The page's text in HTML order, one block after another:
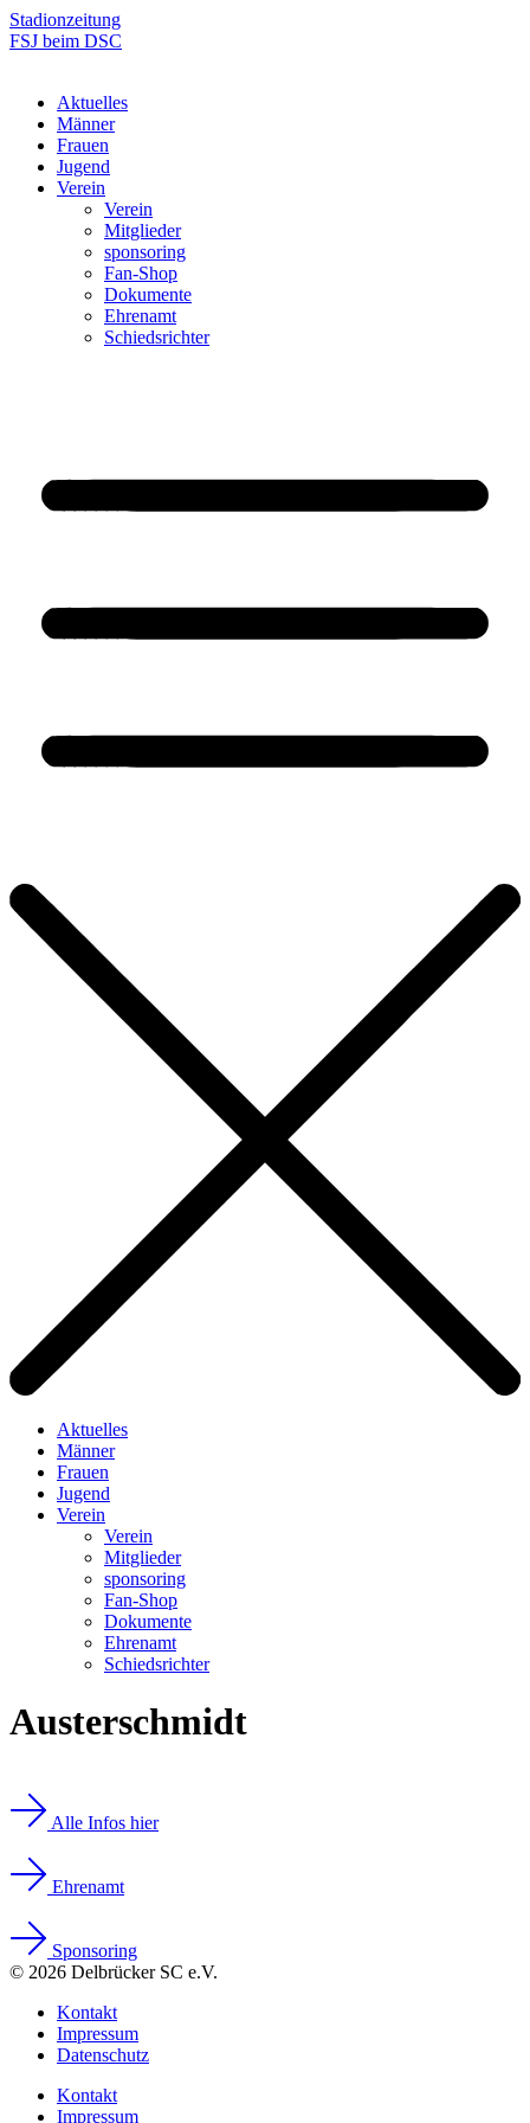
Zum
Inhalt
Stadionzeitung
FSJ beim DSC
Aktuelles
Männer
Frauen
Jugend
Verein
Verein
Mitglieder
sponsoring
Fan-Shop
Dokumente
Ehrenamt
Schiedsrichter
Aktuelles
Männer
Frauen
Jugend
Verein
Verein
Mitglieder
sponsoring
Fan-Shop
Dokumente
Ehrenamt
Schiedsrichter
Austerschmidt
Alle Infos hier
Ehrenamt
Sponsoring
© 2026 Delbrücker SC e.V.
Kontakt
Impressum
Datenschutz
Kontakt
Impressum